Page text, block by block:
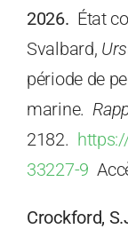
2026. État
Svalbard,
période de
marine.
2182.
33227-9
Crockford,